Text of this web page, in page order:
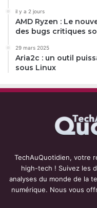
il y a 2 jours
AMD Ryzen : Le
des bugs critiques
29 mars 2025
Aria2c : un outil
sous Linux
TechAuQuotidien, votre
high-tech ! Suivez les
analyses du monde de la
numérique. Nous vous